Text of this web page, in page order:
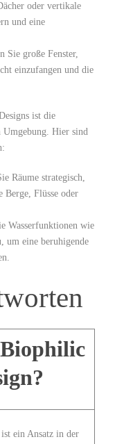
oder vertikale
und⁤ eine
​Sie ‍große ⁣Fenster,
einzufangen und die
ist die
Umgebung. Hier sind
‌Räume strategisch,
Berge, Flüsse oder
Wasserfunktionen wie⁣
um eine beruhigende
⁤ein Ansatz⁤ in der